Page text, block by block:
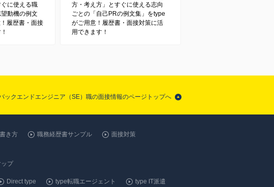
に使える職
動機の例文
履歴書・面接
方・考え方」とすぐに使える志向
ごとの「自己PRの例文集」をtype
がご用意！履歴書・面接対策に活
用できます！
クエンドエンジニア（SE）職の面接情報のページトップへ
き方 職務経歴書サンプル
面接対策
プ
Direct type type転職エージェント type IT派遣